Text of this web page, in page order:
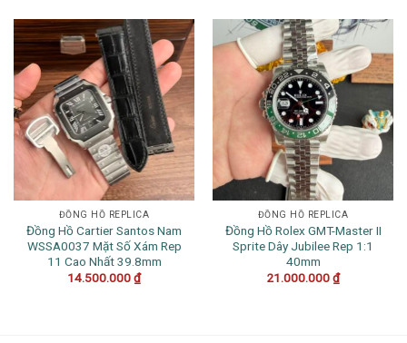
ĐỒNG HỒ REPLICA
Đồng Hồ Cartier Santos Nam
WSSA0037 Mặt Số Xám Rep
11 Cao Nhất 39.8mm
14.500.000₫
ĐỒNG HỒ REPLICA
Đồng Hồ Rolex GMT-Master II
Sprite Dây Jubilee Rep 1:1
40mm
21.000.000₫